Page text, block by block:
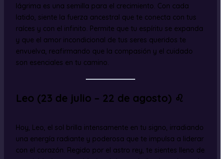
lágrima es una semilla para el crecimiento. Con cada
latido, siente la fuerza ancestral que te conecta con tus
raíces y con el infinito. Permite que tu espíritu se expanda
y que el amor incondicional de tus seres queridos te
envuelva, reafirmando que la compasión y el cuidado
son esenciales en tu camino.
Leo (23 de julio – 22 de agosto) ♌
Hoy, Leo, el sol brilla intensamente en tu signo, irradiando
una energía radiante y poderosa que te impulsa a liderar
con el corazón. Regido por el astro rey, te sientes lleno de